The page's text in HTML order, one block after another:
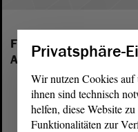
Folgende Fraktionen
Anhalt vertreten:
Privatsphäre-
Wir nutzen Cookies auf
ihnen sind technisch
helfen, diese Website
Funktionalitäten zur